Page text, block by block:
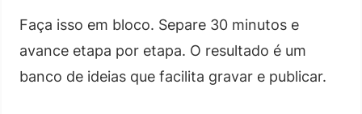
Faça isso em bloco. Separe 30 minutos e
avance etapa por etapa. O resultado é um
banco de ideias que facilita gravar e publicar.